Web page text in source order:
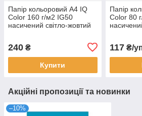
Папір кольоровий А4 IQ
Color 160 г/м2 IG50
насичений світло-жовтий
240 ₴
Купити
Папір
Color 80
117₴/
Акційні пропозиції та новинки
–10%